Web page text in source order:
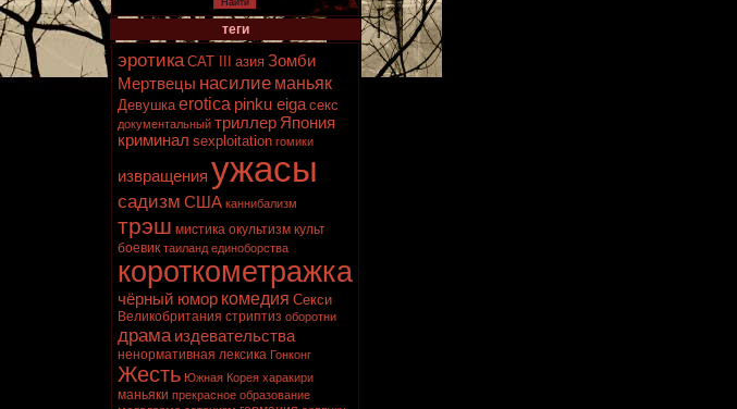
теги
эротика CAT III азия Зомби
Мертвецы насилие маньяк
Девушка erotica pinku eiga секс
документальный триллер Япония
криминал sexploitation гомики
извращения ужасы
садизм США каннибализм
трэш мистика окультизм культ
боевик таиланд единоборства
короткометражка
чёрный юмор комедия Секси
Великобритания стриптиз оборотни
драма издевательства
ненормативная лексика Гонконг
Жесть Южная Корея харакири
маньяки прекрасное образование